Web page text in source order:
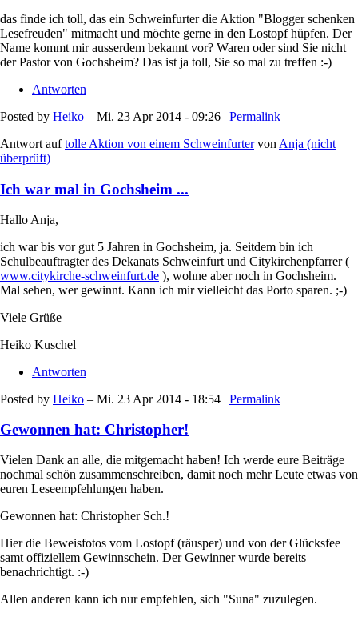
das finde ich toll, das ein Schweinfurter die Aktion "Blogger schenken
Lesefreuden" mitmacht und möchte gerne in den Lostopf hüpfen. Der
Name kommt mir ausserdem bekannt vor? Waren oder sind Sie nicht
der Pastor von Gochsheim? Das ist ja toll, Sie so mal zu treffen :-)
Antworten
Posted by Heiko – Mi. 23 Apr 2014 - 09:26 | Permalink
Antwort auftolle Aktion von einem Schweinfurtervon Anja (nicht
überprüft)
Ich war mal in Gochsheim ...
Hallo Anja,
ich war bis vor gut 5 Jahren in Gochsheim, ja. Seitdem bin ich
Schulbeauftragter des Dekanats Schweinfurt und Citykirchenpfarrer (
www.citykirche-schweinfurt.de ), wohne aber noch in Gochsheim.
Mal sehen, wer gewinnt. Kann ich mir vielleicht das Porto sparen. ;-)
Viele Grüße
Heiko Kuschel
Antworten
Posted by Heiko – Mi. 23 Apr 2014 - 18:54 | Permalink
Gewonnen hat: Christopher!
Vielen Dank an alle, die mitgemacht haben! Ich werde eure Beiträge
nochmal schön zusammenschreiben, damit noch mehr Leute etwas von
euren Leseempfehlungen haben.
Gewonnen hat: Christopher Sch.!
Hier die Beweisfotos vom Lostopf (räusper) und von der Glücksfee
samt offiziellem Gewinnschein. Der Gewinner wurde bereits
benachrichtigt. :-)
Allen anderen kann ich nur empfehlen, sich "Suna" zuzulegen.